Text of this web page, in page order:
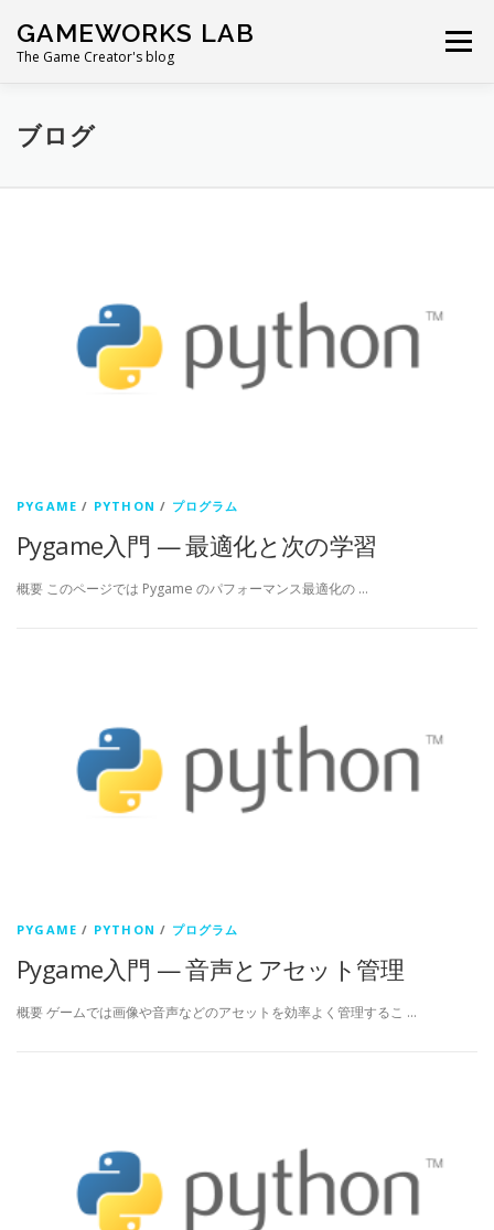
GAMEWORKS LAB
The Game Creator's blog
メニュー
ブログ
PYGAME / PYTHON / プログラム
Pygame入門 — 最適化と次の学習
概要 このページでは Pygame のパフォーマンス最適化の …
PYGAME / PYTHON / プログラム
Pygame入門 — 音声とアセット管理
概要 ゲームでは画像や音声などのアセットを効率よく管理するこ …